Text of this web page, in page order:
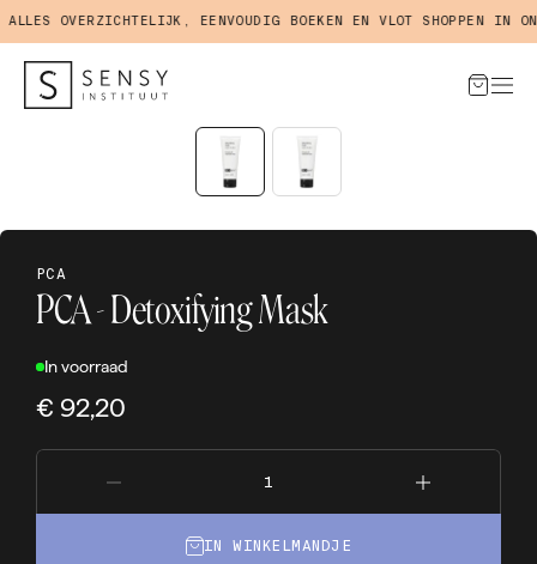
OVERZICHTELIJK, EENVOUDIG BOEKEN EN VLOT SHOPPEN IN
PCA
PCA - Detoxifying Mask
In voorraad
€ 92,20
IN WINKELMANDJE